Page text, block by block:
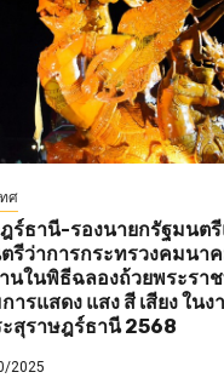
ศ
ร์ธานี-รองนายกรัฐมนต
รีว่าการกระทรวงคมนาค
นในพิธีฉลองถ้วยพระรา
ารแสดง แสง สี เสียง ในง
สุราษฎร์ธานี 2568
2025